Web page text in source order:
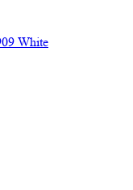
White